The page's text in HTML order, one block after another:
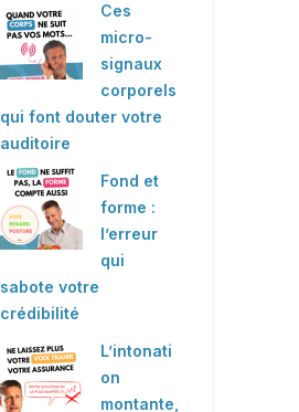
Ces
micro-
signaux
corporels
qui font douter votre
auditoire
Fond et
forme :
l’erreur
qui
sabote votre
crédibilité
L’intonati
on
montante,